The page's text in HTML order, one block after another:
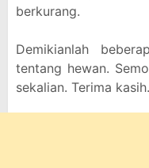
berkurang.
Demikianlah
tentang hewan.
sekalian. Terima kasih.